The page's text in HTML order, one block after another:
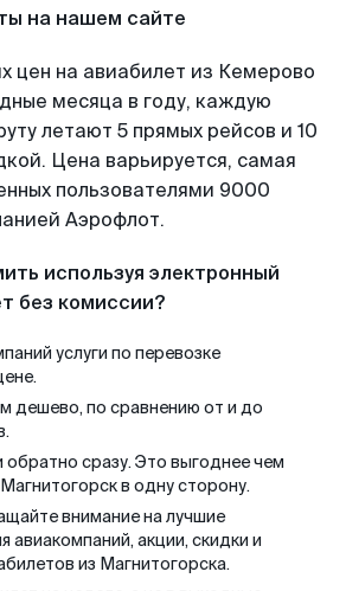
на нашем сайте
цен на авиабилет из Кемерово
месяца в году, каждую
летают 5 прямых рейсов и 10
Цена варьируется, самая
пользователями 9000
Аэрофлот.
используя электронный
без комиссии?
услуги по перевозке
дешево, по сравнению от и до
обратно сразу. Это выгоднее чем
в одну сторону.
внимание на лучшие
авиакомпаний, акции, скидки и
из Магнитогорска.